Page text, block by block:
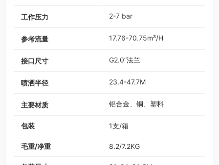
工作压力 2-7 bar
参考流量 17.76-70.75m³/H
接口尺寸 G2.0”法兰
喷洒半径 23.4-47.7M
主要材质 铝合金、铜、塑料
包装 1支/箱
毛重/净重 8.2/7.2KG